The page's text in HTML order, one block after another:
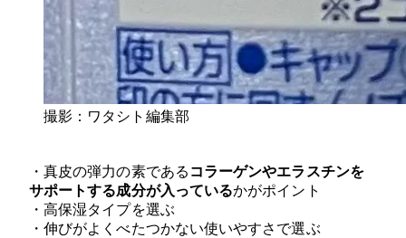
撮影：ワタシト編集部
・真皮の弾力の素である コラーゲンやエラスチンを
サポートする成分が入っているかがポイント
・高保湿タイプを選ぶ
・伸びがよくべたつかない使いやすさで選ぶ